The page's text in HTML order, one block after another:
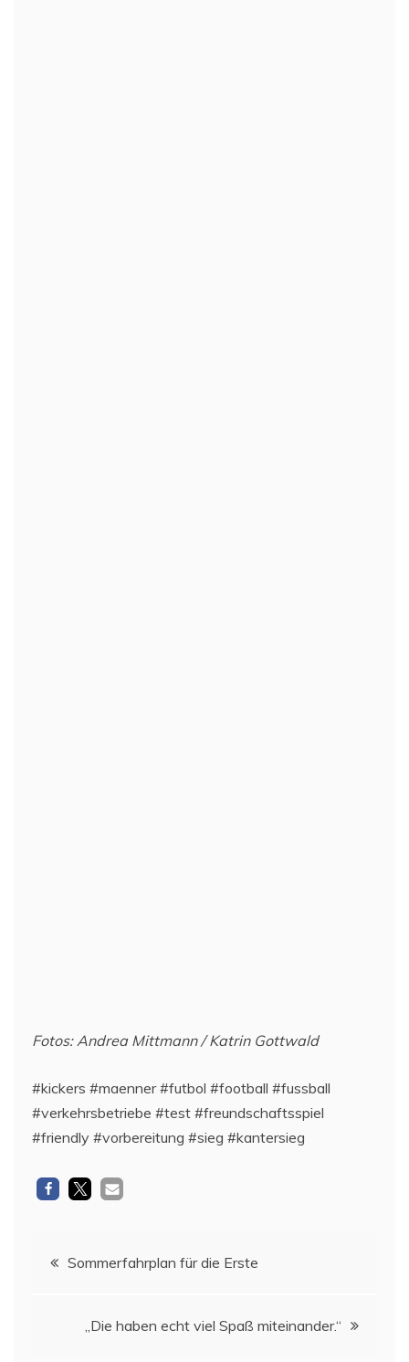
Fotos: Andrea Mittmann / Katrin Gottwald
#kickers #maenner #futbol #football #fussball
#verkehrsbetriebe #test #freundschaftsspiel
#friendly #vorbereitung #sieg #kantersieg
Beitragsnavigation
Sommerfahrplan für die Erste
„Die haben echt viel Spaß miteinander.“